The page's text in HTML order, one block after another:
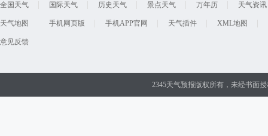
全国天气 国际天气 历史天气 景点天气 万年历 天气资讯
天气地图 手机网页版 手机APP官网 天气插件 XML地图
意见反馈
2345天气预报版权所有，未经书面